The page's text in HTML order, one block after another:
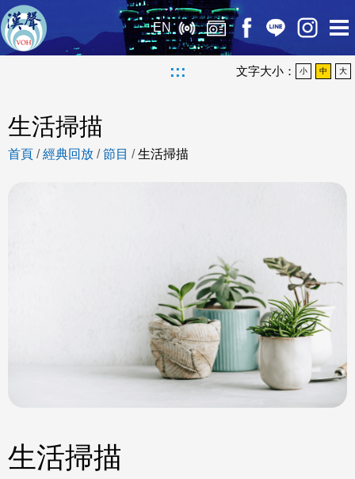
EN
::: 文字大小： 小 中 大
生活掃描
首頁 /經典回放 /節目 /生活掃描
生活掃描